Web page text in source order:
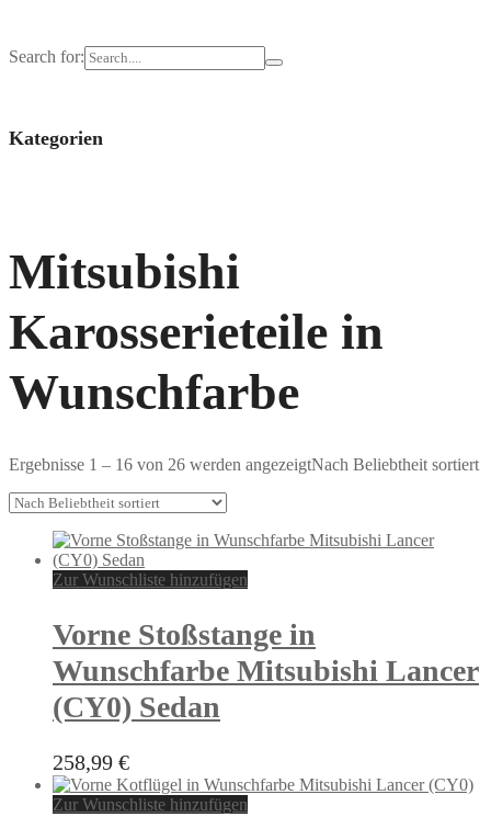
Mitsubishi
Karosserieteile in
Wunschfarbe
Ergebnisse 1 – 16 von 26 werden angezeigtNach Beliebtheit sortiert
Zur Wunschliste hinzufügen
Vorne Stoßstange in
Wunschfarbe Mitsubishi Lancer
(CY0) Sedan
258,99 €
Zur Wunschliste hinzufügen
Search for:
Kategorien